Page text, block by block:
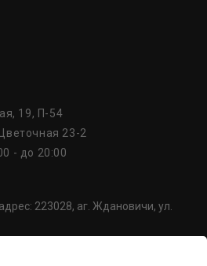
19, П-54
23-2
- до 20:00
223028, аг. Ждановичи, ул.